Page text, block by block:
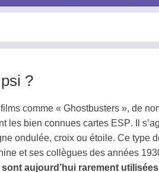
?
comme « Ghostbusters », de
les bien connues cartes ESP. Il
ondulée, croix ou étoile. Ce type
et ses collègues des années
sont aujourd’hui rarement utilisées